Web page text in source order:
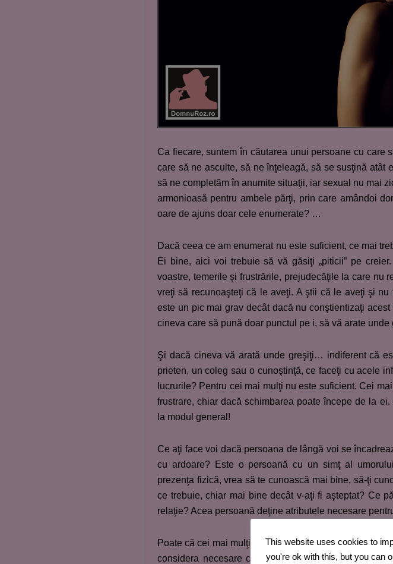
Ca fiecare, suntem în căutarea unui persoane cu care
care să ne asculte, să ne înţeleagă, să se susţină atât
să ne completăm în anumite situaţii, iar sexual nu mai
armonioasă pentru ambele părţi, prin care amândoi
oare de ajuns doar cele enumerate? …
Dacă ceea ce am enumerat nu este suficient, ce mai
Ei bine, aici voi trebuie să vă găsiţi „piticii” pe
voastre, temerile şi frustrările, prejudecăţile la care nu
vreţi să recunoaşteţi că le aveţi. A ştii că le aveţi şi
este un pic mai grav decât dacă nu conştientizaţi
cineva care să pună doar punctul pe i, să vă arate unde
Şi dacă cineva vă arată unde greşiţi… indiferent că
prieten, un coleg sau o cunoştinţă, ce faceţi cu acele
lucrurile? Pentru cei mai mulţi nu este suficient. Cei
frustrare, chiar dacă schimbarea poate începe de la
la modul general!
Ce aţi face voi dacă persoana de lângă voi se
cu ardoare? Este o persoană cu un simţ al
prezenţa fizică, vrea să te cunoască mai bine, să-ţi
ce trebuie, chiar mai bine decât v-aţi fi aşteptat? Ce
relaţie? Acea persoană deţine atributele necesare
Poate că cei mai mulţi dintre voi se vor regăsi în cele
considera necesare cele enumerate pentru ca un
This website uses cookies to
you're ok with this, but you can